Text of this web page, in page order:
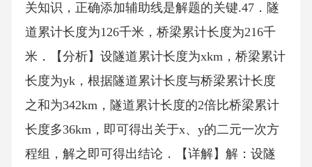
关知识，正确添加辅助线是解题的关键.47．隧
道累计长度为126千米，桥梁累计长度为216千
米．【分析】设隧道累计长度为xkm，桥梁累计
长度为yk，根据隧道累计长度与桥梁累计长度
之和为342km，隧道累计长度的2倍比桥梁累计
长度多36km，即可得出关于x、y的二元一次方
程组，解之即可得出结论．【详解】解：设隧